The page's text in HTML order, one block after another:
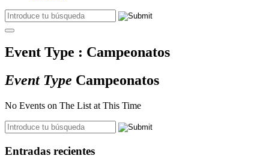
Event Type : Campeonatos
Event Type Campeonatos
No Events on The List at This Time
Entradas recientes